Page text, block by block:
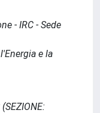
- IRC - Sede
e la